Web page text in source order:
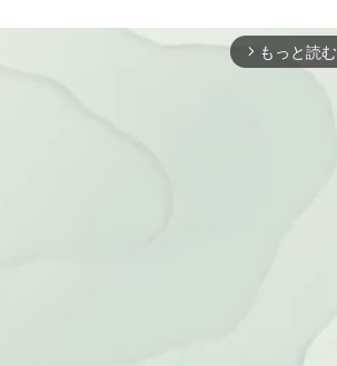
arrow_forward_ios もっと読む